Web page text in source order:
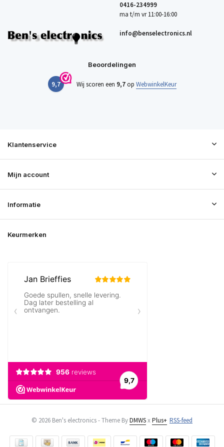
0416-234999
ma t/m vr 11:00-16:00
info@benselectronics.nl
Beoordelingen
9,7 Wij scoren een 9,7op WebwinkelKeur
Klantenservice
Mijn account
Informatie
Keurmerken
© 2026 Ben's electronics - Theme ByDMWSxPlus+ RSS-feed